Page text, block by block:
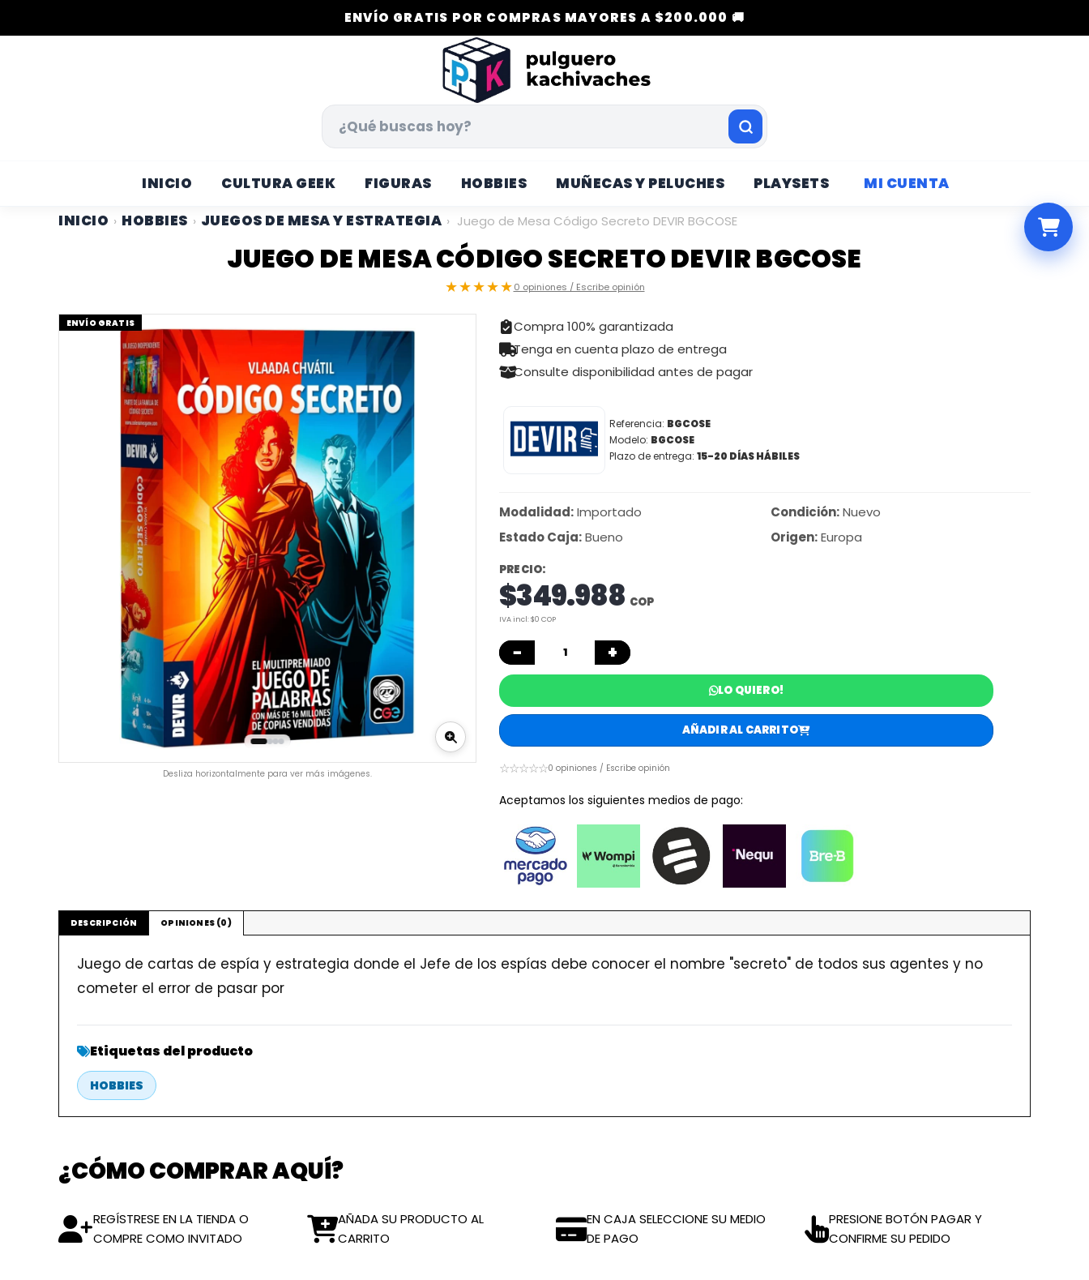
ENVÍO GRATIS POR COMPRAS MAYORES A $200.000 🚚
INICIO CULTURA GEEK FIGURAS HOBBIES MUÑECAS Y PELUCHES PLAYSETS
MI CUENTA
INICIO › HOBBIES › JUEGOS DE MESA Y ESTRATEGIA › Juego de Mesa Código Secreto DEVIR BGCOSE
JUEGO DE MESA CÓDIGO SECRETO DEVIR BGCOSE
★★★★★0 opiniones / Escribe opinión
ENVÍO GRATIS
Desliza horizontalmente para ver más imágenes.
Compra 100% garantizada
Tenga en cuenta plazo de entrega
Consulte disponibilidad antes de pagar
Referencia: BGCOSE
Modelo: BGCOSE
Plazo de entrega: 15-20 DÍAS HÁBILES
Modalidad:Importado Condición:Nuevo
Estado Caja:Bueno Origen:Europa
PRECIO:
$349.988 COP
IVA incl: $0 COP
− +
LO QUIERO!
AÑADIR AL CARRITO
☆☆☆☆☆0 opiniones / Escribe opinión
Aceptamos los siguientes medios de pago:
DESCRIPCIÓN OPINIONES (0)
Juego de cartas de espía y estrategia donde el Jefe de los espías debe conocer el nombre "secreto" de todos sus agentes y no
cometer el error de pasar por
Etiquetas del producto
HOBBIES
¿CÓMO COMPRAR AQUÍ?
REGÍSTRESE EN LA TIENDA O
COMPRE COMO INVITADO
AÑADA SU PRODUCTO AL
CARRITO
EN CAJA SELECCIONE SU MEDIO
DE PAGO
PRESIONE BOTÓN PAGAR Y
CONFIRME SU PEDIDO